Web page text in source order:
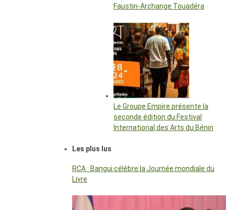
Faustin-Archange Touadéra
Le Groupe Empire présente la
seconde édition du Festival
International des Arts du Bénin
Les plus lus
RCA : Bangui célèbre la Journée mondiale du
Livre